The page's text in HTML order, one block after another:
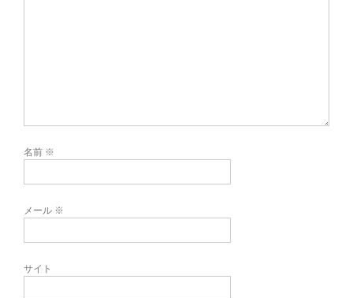
名前 ※
メール ※
サイト